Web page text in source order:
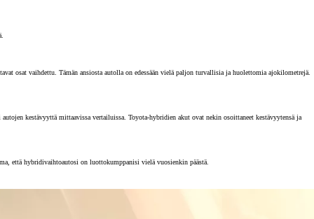
osat vaihdettu. Tämän ansiosta autolla on edessään vielä paljon turvallisia ja huolettomia ajokilometrejä.
kestävyyttä mittaavissa vertailuissa. Toyota-hybridien akut ovat nekin osoittaneet kestävyytensä ja
että hybridivaihtoautosi on luottokumppanisi vielä vuosienkin päästä.